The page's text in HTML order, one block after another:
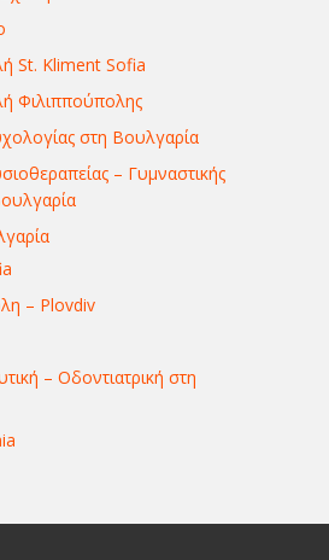
St. Kliment Sofia
Φιλιππούπολης
στη Βουλγαρία
– Γυμναστικής
– Plovdiv
– Οδοντιατρική στη